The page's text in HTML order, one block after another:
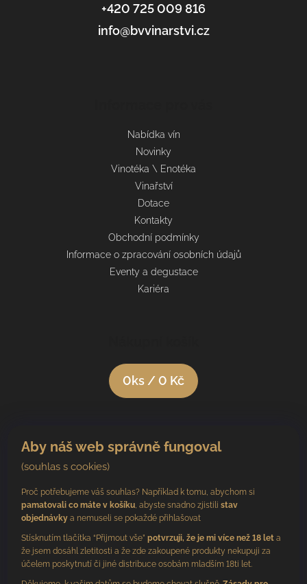
Aby náš web správně fungoval
(souhlas s cookies)
Proč potřebujeme váš souhlas? Například k tomu, abychom si
pamatovali co máte v košíku, abyste snadno zjistilistav
objednávky a nemuseli se pokaždé přihlašovat
Stísknutím tlačítka “Přijmout vše”potvrzuji, že je mi více než 18 let a
že jsem dosáhl zletitosti a že zde zakoupené produkty nekupuji za
účelem poskytnutí či jiné distribuce osobám mladším 18ti let.
+420 725 009 816
info@bvvinarstvi.cz
Nabídka vín
Novinky
Vinotéka \ Enotéka
Vinařství
Dotace
Kontakty
Obchodní podmínky
Informace o zpracování osobních údajů
Eventy a degustace
Kariéra
0ks /0 Kč